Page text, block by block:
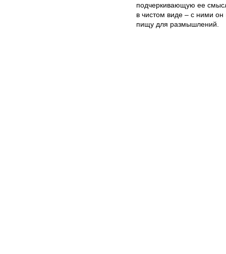
подчеркивающую ее
в чистом виде – с ними
пищу для размышлений.